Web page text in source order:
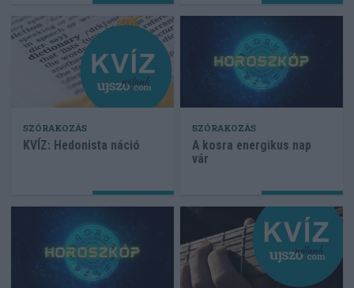
SZÓRAKOZÁS
KVÍZ: Hedonista náció
SZÓRAKOZÁS
A kosra energikus nap
vár